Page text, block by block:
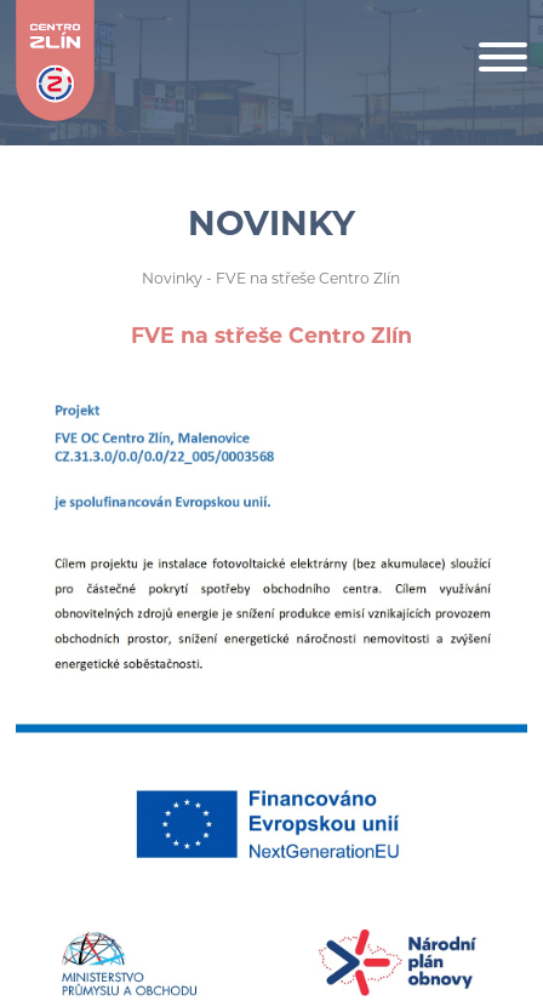
NOVINKY
Novinky- FVE na střeše Centro Zlín
FVE na střeše Centro Zlín